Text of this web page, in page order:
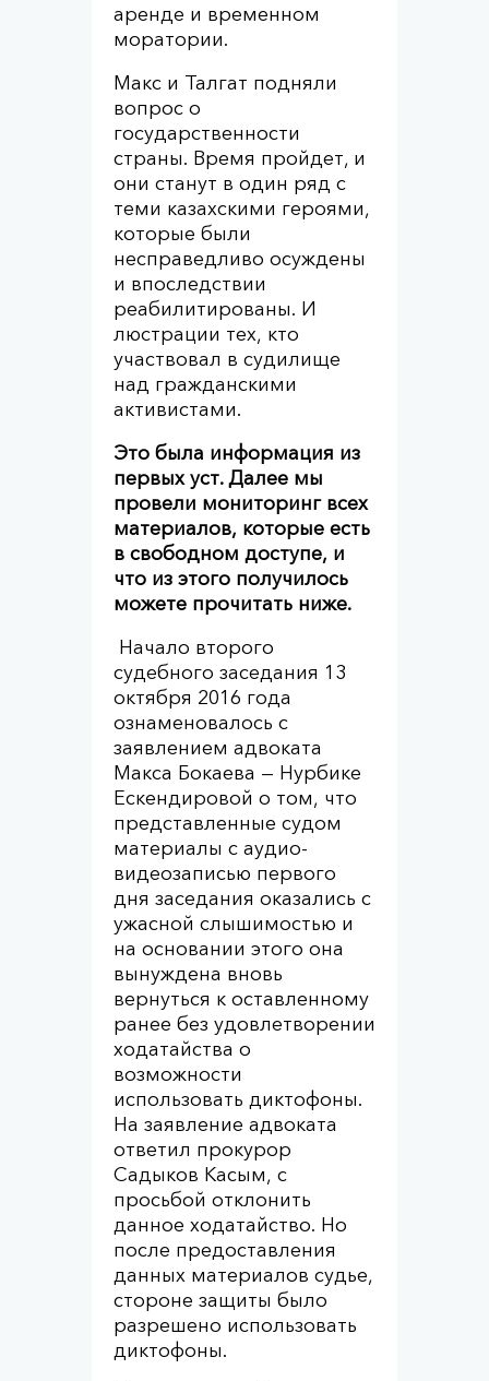
аренде и временном
моратории.
Макс и Талгат подняли
вопрос о
государственности
страны. Время пройдет, и
они станут в один ряд с
теми казахскими героями,
которые были
несправедливо осуждены
и впоследствии
реабилитированы. И
люстрации тех, кто
участвовал в судилище
над гражданскими
активистами.
Это была информация из
первых уст. Далее мы
провели мониторинг всех
материалов, которые есть
в свободном доступе, и
что из этого получилось
можете прочитать ниже.
Начало второго
судебного заседания 13
октября 2016 года
ознаменовалось с
заявлением адвоката
Макса Бокаева — Нурбике
Ескендировой о том, что
представленные судом
материалы с аудио-
видеозаписью первого
дня заседания оказались с
ужасной слышимостью и
на основании этого она
вынуждена вновь
вернуться к оставленному
ранее без удовлетворении
ходатайства о
возможности
использовать диктофоны.
На заявление адвоката
ответил прокурор
Садыков Касым, с
просьбой отклонить
данное ходатайство. Но
после предоставления
данных материалов судье,
стороне защиты было
разрешено использовать
диктофоны.